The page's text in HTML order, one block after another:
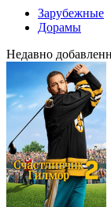
Зарубежные
Дорамы
Недавно